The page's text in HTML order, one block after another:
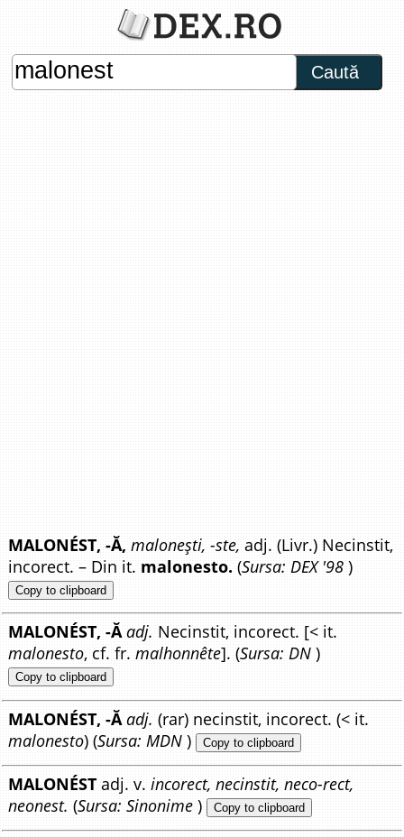
Caută
MALONÉST, -Ă, malonești, -ste, adj. (Livr.) Necinstit,
incorect. – Din it. malonesto. (Sursa: DEX '98 )
Copy to clipboard
MALONÉST, -Ă adj. Necinstit, incorect. [< it.
malonesto, cf. fr.malhonnête]. (Sursa: DN )
Copy to clipboard
MALONÉST, -Ă adj. (rar) necinstit, incorect. (< it.
malonesto) (Sursa: MDN ) Copy to clipboard
MALONÉST adj. v.incorect, necinstit, neco-rect,
neonest. (Sursa: Sinonime ) Copy to clipboard